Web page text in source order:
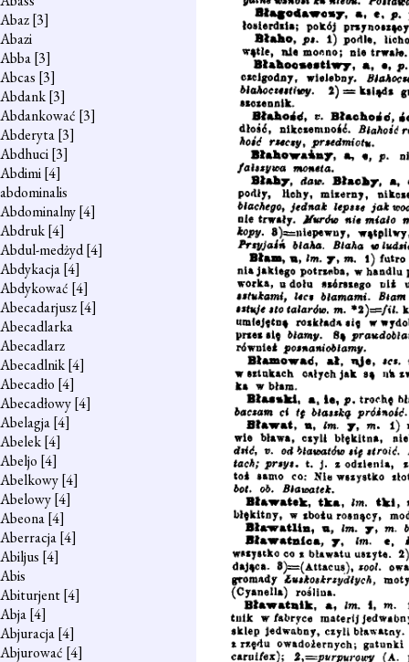
Abaz[3]
Abazi
Abba[3]
Abcas [3]
Abdank[3]
Abdankować [3]
Abderyta[3]
Abdhuci[3]
Abdimi[4]
abdominalis
Abdominalny[4]
Abdruk[4]
Abdul-medżyd[4]
Abdykacja[4]
Abdykować [4]
Abecadarjusz[4]
Abecadlarka
Abecadlarz
Abecadlnik[4]
Abecadło [4]
Abecadłowy[4]
Abelagja[4]
Abelek[4]
Abeljo [4]
Abelkowy[4]
Abelowy[4]
Abeona[4]
Aberracja[4]
Abiljus [4]
Abis
Abiturjent[4]
Abja[4]
Abjuracja[4]
Abjurować [4]